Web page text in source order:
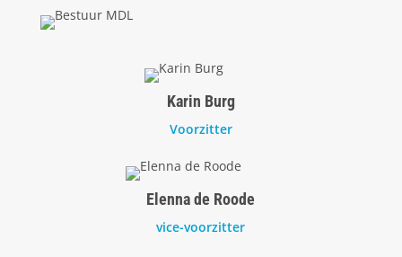
Karin Burg
Voorzitter
Elenna de Roode
vice-voorzitter